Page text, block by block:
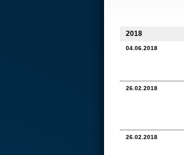
2018
04.06.2018
26.02.2018
26.02.2018